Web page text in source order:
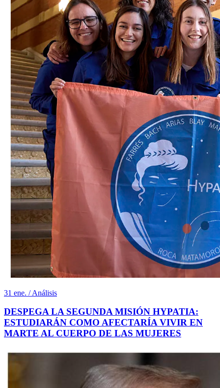
31 ene. / Análisis
DESPEGA LA SEGUNDA MISIÓN HYPATIA:
ESTUDIARÁN COMO AFECTARÍA VIVIR EN
MARTE AL CUERPO DE LAS MUJERES